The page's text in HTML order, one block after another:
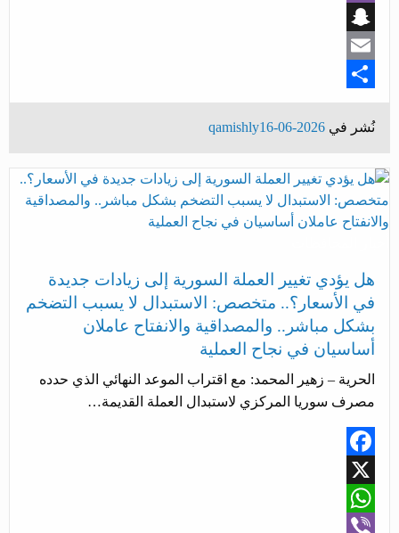
Viber
Snapchat
Email
Share
نُشر في 2026-06-16
qamishly
هل يؤدي تغيير العملة السورية إلى زيادات جديدة
في الأسعار؟.. متخصص: الاستبدال لا يسبب التضخم
بشكل مباشر.. والمصداقية والانفتاح عاملان
أساسيان في نجاح العملية
الحرية – زهير المحمد: مع اقتراب الموعد النهائي الذي حدده
مصرف سوريا المركزي لاستبدال العملة القديمة…
Facebook
X
WhatsApp